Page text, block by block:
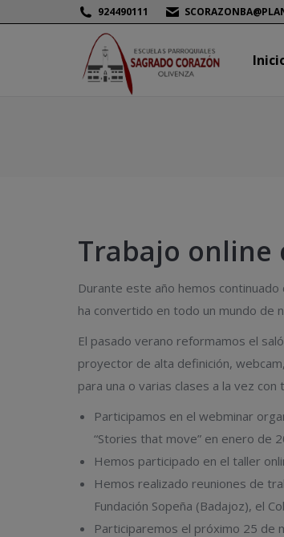
924490111
Trabajo online
Durante este año hemos
ha convertido en todo un mundo de
El pasado verano reformamos el
proyector de alta definición,
para una o varias clases a la vez con
Participamos en el webminar
“Stories that move” en enero de
Hemos participado en el taller
Hemos realizado reuniones de
Fundación Sopeña (Badajoz), el
Participaremos el próximo 25 de